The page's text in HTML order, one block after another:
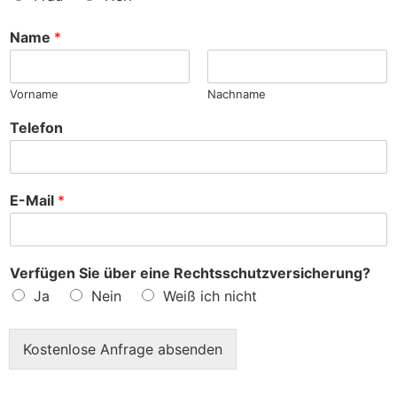
c
e
Name *
Vorname Nachname
Telefon
E-Mail *
Verfügen Sie über eine Rechtsschutzversicherung?
Ja
Nein Weiß ich nicht
Kostenlose Anfrage absenden